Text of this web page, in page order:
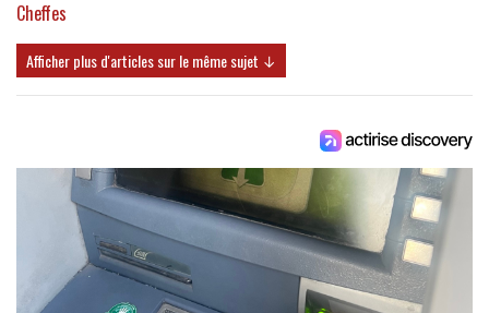
Cheffes
Afficher plus d'articles sur le même sujet ↓